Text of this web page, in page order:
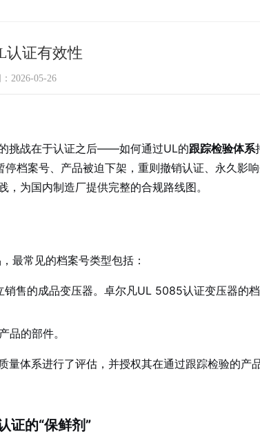
认证有效性
2026-05-26
挑战在于认证之后——如何通过UL的跟踪检验体系
档案号、产品被迫下架，重则撤销认证、永久影
为国内制造厂提供完整的合规路线图。
最常见的档案号类型包括：
售的成品变压器。卓尔凡UL 5085认证变压器的
品的部件。
体系进行了评估，并授权其在通过跟踪检验的产
证的“保鲜剂”